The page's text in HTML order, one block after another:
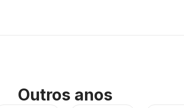
Outros anos